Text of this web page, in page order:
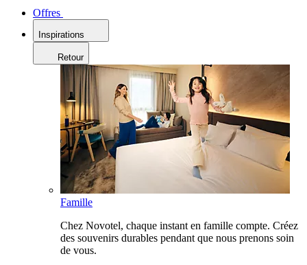
Offres
Inspirations
Retour
Famille
Chez Novotel, chaque instant en famille compte. Créez
des souvenirs durables pendant que nous prenons soin
de vous.